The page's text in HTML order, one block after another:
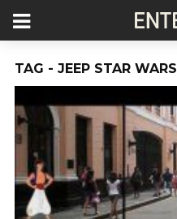
TAG - JEEP STAR WARS